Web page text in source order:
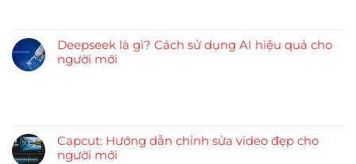
Deepseek là gì? Cách sử dụng AI hiệu quả cho
người mới
Capcut: Hướng dẫn chỉnh sửa video đẹp cho
người mới